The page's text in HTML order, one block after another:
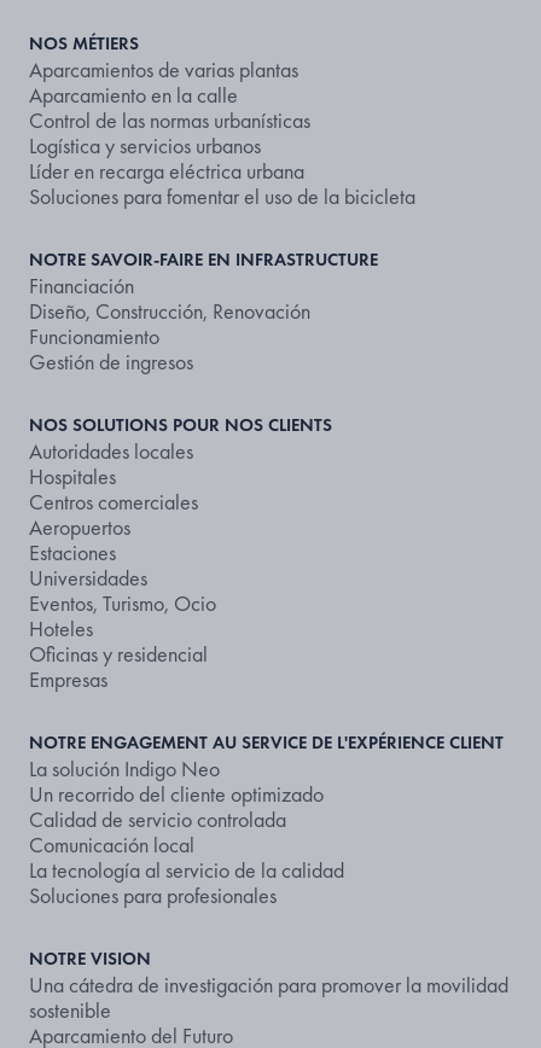
NOS MÉTIERS
Aparcamientos de varias plantas
Aparcamiento en la calle
Control de las normas urbanísticas
Logística y servicios urbanos
Líder en recarga eléctrica urbana
Soluciones para fomentar el uso de la bicicleta
NOTRE SAVOIR-FAIRE EN INFRASTRUCTURE
Financiación
Diseño, Construcción, Renovación
Funcionamiento
Gestión de ingresos
NOS SOLUTIONS POUR NOS CLIENTS
Autoridades locales
Hospitales
Centros comerciales
Aeropuertos
Estaciones
Universidades
Eventos, Turismo, Ocio
Hoteles
Oficinas y residencial
Empresas
NOTRE ENGAGEMENT AU SERVICE DE L'EXPÉRIENCE CLIENT
La solución Indigo Neo
Un recorrido del cliente optimizado
Calidad de servicio controlada
Comunicación local
La tecnología al servicio de la calidad
Soluciones para profesionales
NOTRE VISION
Una cátedra de investigación para promover la movilidad
sostenible
Aparcamiento del Futuro